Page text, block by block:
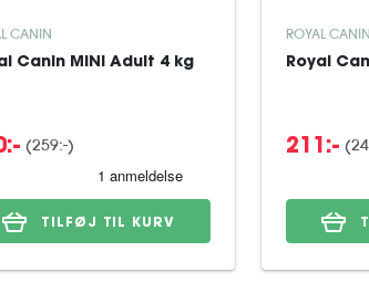
CANIN
Canin MINI Adult 4 kg
(259:-)
TILFØJ TIL KURV
ROYAL CANIN
Royal
211:-